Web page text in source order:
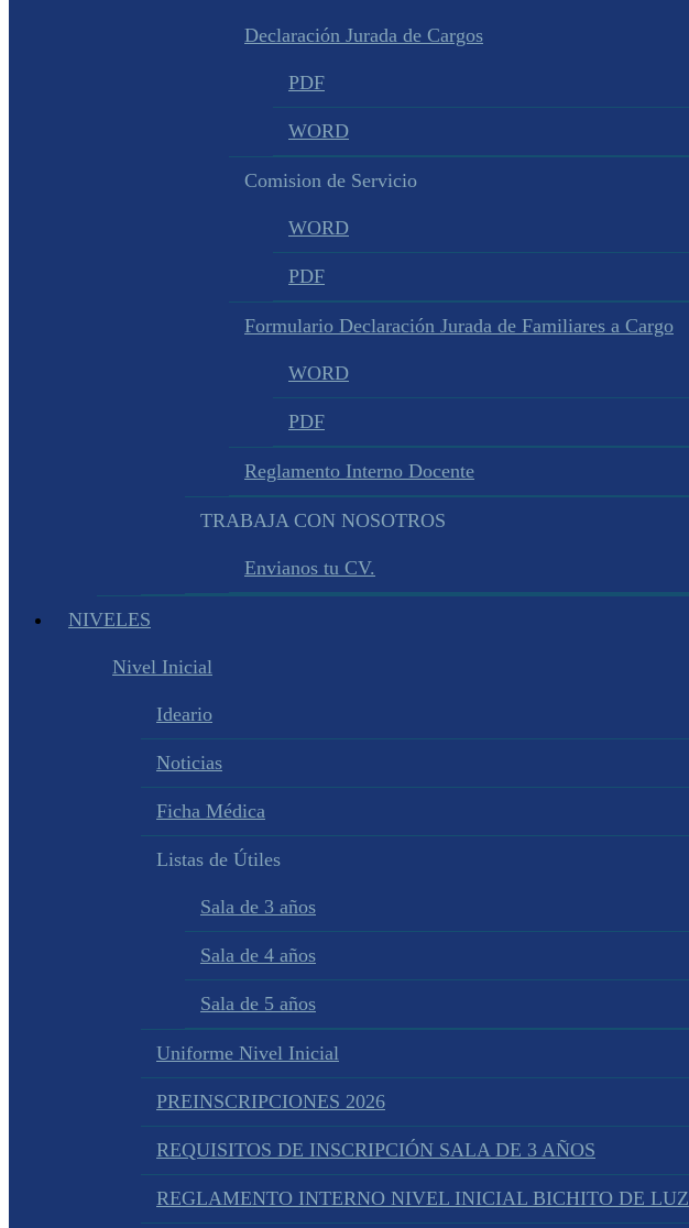
Declaración Jurada de Cargos
PDF
WORD
Comision de Servicio
WORD
PDF
Formulario Declaración Jurada de Familiares a Cargo
WORD
PDF
Reglamento Interno Docente
TRABAJA CON NOSOTROS
Envianos tu CV.
NIVELES
Nivel Inicial
Ideario
Noticias
Ficha Médica
Listas de Útiles
Sala de 3 años
Sala de 4 años
Sala de 5 años
Uniforme Nivel Inicial
PREINSCRIPCIONES 2026
REQUISITOS DE INSCRIPCIÓN SALA DE 3 AÑOS
REGLAMENTO INTERNO NIVEL INICIAL BICHITO DE LUZ